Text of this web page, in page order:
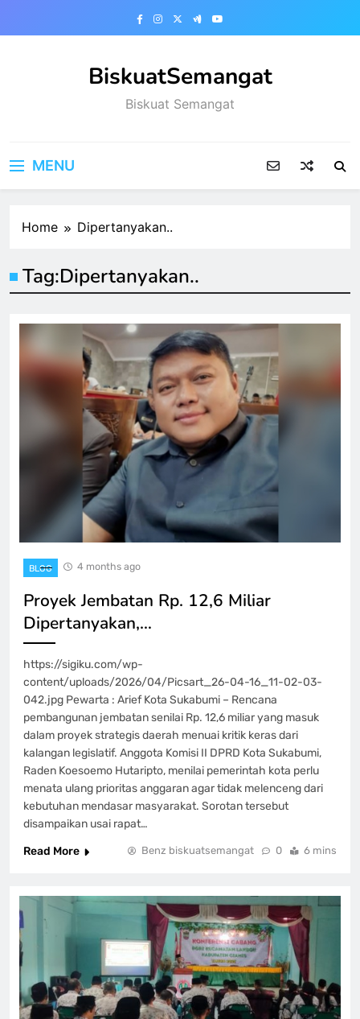
BiskuatSemangat
Biskuat Semangat
MENU
Home Dipertanyakan..
Tag:Dipertanyakan..
BLOG 4 months ago
Proyek Jembatan Rp. 12,6 Miliar
Dipertanyakan,…
https://sigiku.com/wp-
content/uploads/2026/04/Picsart_26-04-16_11-02-03-
042.jpg Pewarta : Arief Kota Sukabumi – Rencana
pembangunan jembatan senilai Rp. 12,6 miliar yang masuk
dalam proyek strategis daerah menuai kritik keras dari
kalangan legislatif. Anggota Komisi II DPRD Kota Sukabumi,
Raden Koesoemo Hutaripto, menilai pemerintah kota perlu
menata ulang prioritas anggaran agar tidak melenceng dari
kebutuhan mendasar masyarakat. Sorotan tersebut
disampaikan usai rapat…
Read More
Benz biskuatsemangat 0 6 mins